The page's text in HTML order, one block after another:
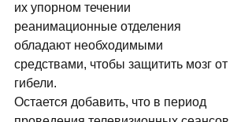
их упорном течении
реанимационные отделения
обладают необходимыми
средствами, чтобы защитить мозг от
гибели.
Остается добавить, что в период